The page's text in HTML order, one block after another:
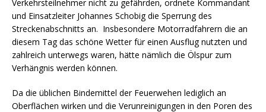
Verkehrsteilnehmer nicht zu gefährden, ordnete Kommandant
und Einsatzleiter Johannes Schobig die Sperrung des
Streckenabschnitts an. Insbesondere Motorradfahrern die an
diesem Tag das schöne Wetter für einen Ausflug nutzten und
zahlreich unterwegs waren, hätte nämlich die Ölspur zum
Verhängnis werden können.
Da die üblichen Bindemittel der Feuerwehen lediglich an
Oberflächen wirken und die Verunreinigungen in den Poren des